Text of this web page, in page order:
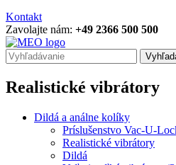
Kontakt
Zavolajte nám: +49 2366 500 500
Realistické vibrátory
Dildá a análne kolíky
Príslušenstvo Vac-U-
Realistické vibrátory
Dildá